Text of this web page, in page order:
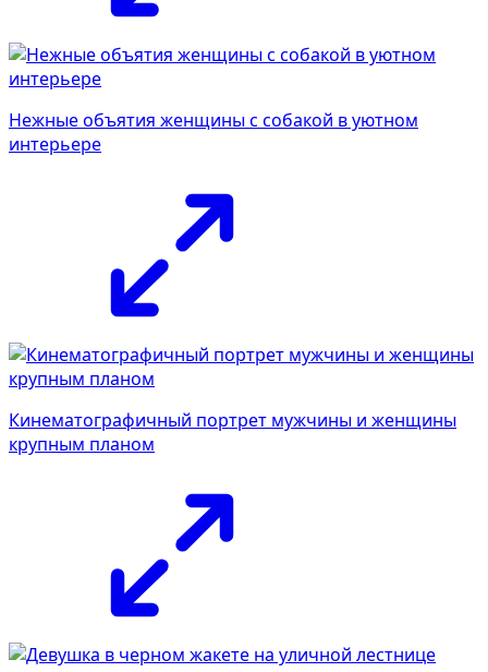
Нежные объятия женщины с собакой в уютном
интерьере
Кинематографичный портрет мужчины и женщины
крупным планом